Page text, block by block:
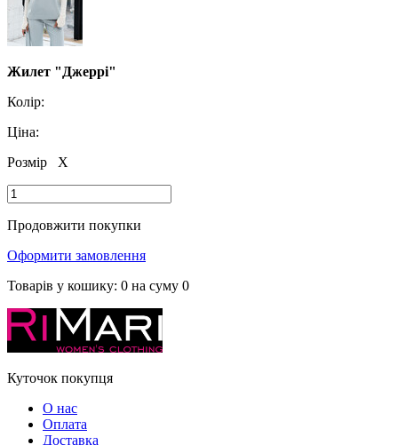
Жилет "Джеррі"
Колір:
Ціна:
Розмір
X
Продовжити покупки
Оформити замовлення
Товарів у кошику: 0 на суму 0
Куточок покупця
О нас
Оплата
Доставка